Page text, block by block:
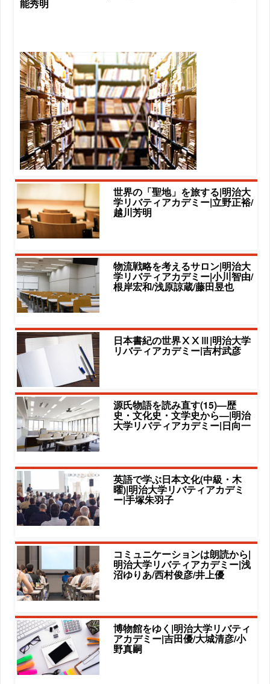
能秀明
世界の「聖地」を旅する|明治大
学リバティアカデミー|立野正裕/
越川芳明
物流戦略を考えるサロン|明治大
学リバティアカデミー|小川智由/
根岸宏和/浅原諒蔵/藤田昱也
日本書紀の世界ⅩⅩⅢ|明治大学
リバティアカデミー|吉村武彦
源氏物語を読み直す(15)―歴
史・文化史・文学史から―|明治
大学リバティアカデミー|日向一
英語で学ぶ日本文化(中級・木
曜)|明治大学リバティアカデミ
ー|手塚朱羽子
コミュニケーションは朗読から|
明治大学リバティアカデミー|浅
沼ゆりあ/西村俊彦/井上優
博物館をゆく|明治大学リバティ
アカデミー|吉田優/大城清彦/小
野真嗣